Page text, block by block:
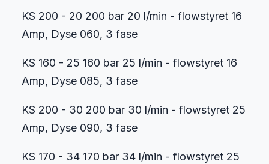
KS 200 - 20 200 bar 20 l/min - flowstyret 16
Amp, Dyse 060, 3 fase
KS 160 - 25 160 bar 25 l/min - flowstyret 16
Amp, Dyse 085, 3 fase
KS 200 - 30 200 bar 30 l/min - flowstyret 25
Amp, Dyse 090, 3 fase
KS 170 - 34 170 bar 34 l/min - flowstyret 25